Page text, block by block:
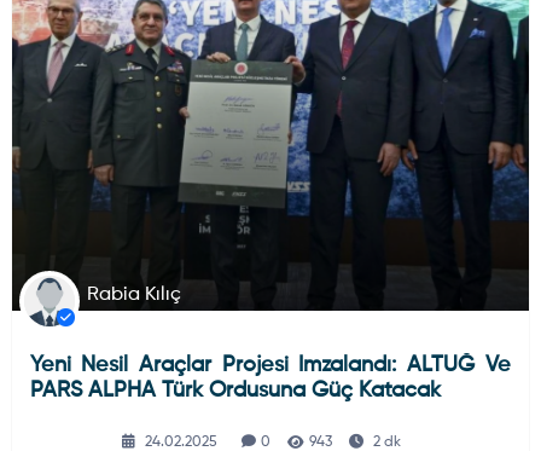
Rabia Kılıç
Yeni Nesil Araçlar Projesi Imzalandı: ALTUĞ Ve
PARS ALPHA Türk Ordusuna Güç Katacak
24.02.2025 0 943 2 dk